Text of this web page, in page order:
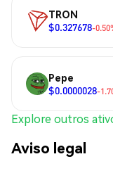
TRON
$0.327678-
Pepe
$0.0000028-
Explore outros
Aviso legal